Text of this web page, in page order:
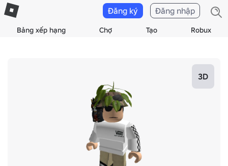
Bảng xếp hạng Chợ Tạo Robux
Đăng ký Đăng nhập
3D